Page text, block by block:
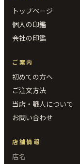
トップページ
個人の印鑑
会社の印鑑
ご案内
初めての方へ
ご注文方法
当店・職人について
お問い合わせ
店舗情報
店名